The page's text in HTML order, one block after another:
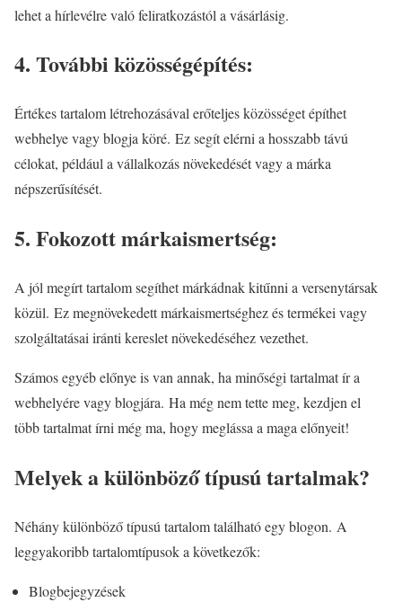
lehet a hírlevélre való feliratkozástól a vásárlásig.
4. További közösségépítés:
Értékes tartalom létrehozásával erőteljes közösséget építhet
webhelye vagy blogja köré. Ez segít elérni a hosszabb távú
célokat, például a vállalkozás növekedését vagy a márka
népszerűsítését.
5. Fokozott márkaismertség:
A jól megírt tartalom segíthet márkádnak kitűnni a versenytársak
közül. Ez megnövekedett márkaismertséghez és termékei vagy
szolgáltatásai iránti kereslet növekedéséhez vezethet.
Számos egyéb előnye is van annak, ha minőségi tartalmat ír a
webhelyére vagy blogjára. Ha még nem tette meg, kezdjen el
több tartalmat írni még ma, hogy meglássa a maga előnyeit!
Melyek a különböző típusú tartalmak?
Néhány különböző típusú tartalom található egy blogon. A
leggyakoribb tartalomtípusok a következők:
Blogbejegyzések